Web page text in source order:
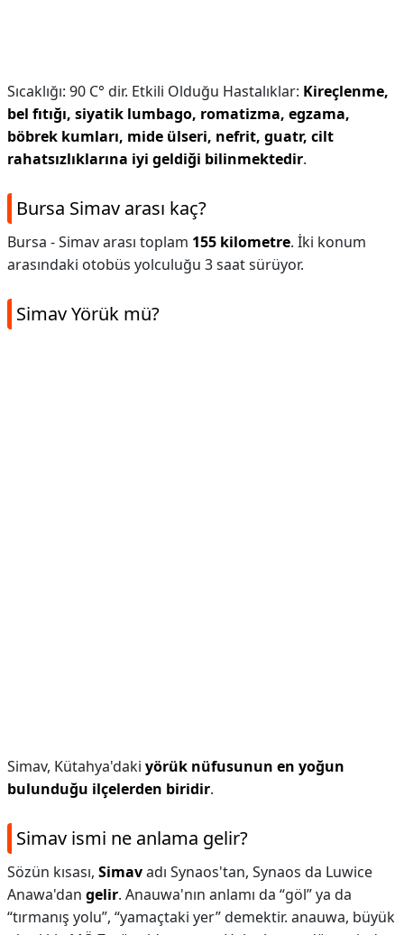
Sıcaklığı: 90 C° dir. Etkili Olduğu Hastalıklar: Kireçlenme,
bel fıtığı, siyatik lumbago, romatizma, egzama,
böbrek kumları, mide ülseri, nefrit, guatr, cilt
rahatsızlıklarına iyi geldiği bilinmektedir.
Bursa Simav arası kaç?
Bursa - Simav arası toplam 155 kilometre. İki konum
arasındaki otobüs yolculuğu 3 saat sürüyor.
Simav Yörük mü?
Simav, Kütahya'daki yörük nüfusunun en yoğun
bulunduğu ilçelerden biridir.
Simav ismi ne anlama gelir?
Sözün kısası, Simavadı Synaos'tan, Synaos da Luwice
Anawa'dan gelir. Anauwa'nın anlamı da “göl” ya da
“tırmanış yolu”, “yamaçtaki yer” demektir. anauwa, büyük